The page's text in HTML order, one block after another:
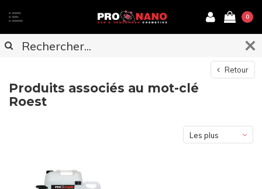
0
Retour
Produits associés au mot-clé
Roest
Les plus